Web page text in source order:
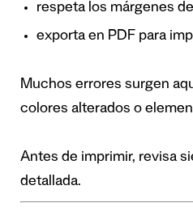
respeta los márgenes
exporta en PDF para
Muchos errores surgen
colores alterados o
Antes de imprimir, revisa
detallada.